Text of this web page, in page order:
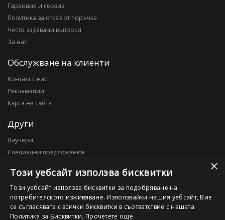
Гаранция и сервиз
Политика за отказ от поръчка
Често задавани въпроси
За нас
Обслужване на клиенти
Контакт с нас
Рекламации
Карта на сайта
Други
Ваучери
Специални предложения
Моят профил
Моят профил
История на поръчките
×
Този уебсайт използва бисквитки
Този уебсайт използва бисквитки за подобряване на
потребителското изживяване. Използвайки нашия уебсайт, Вие
се съгласявате с всички бисквитки в съответствие с нашата
Политика за Бисквитки. Прочетете още